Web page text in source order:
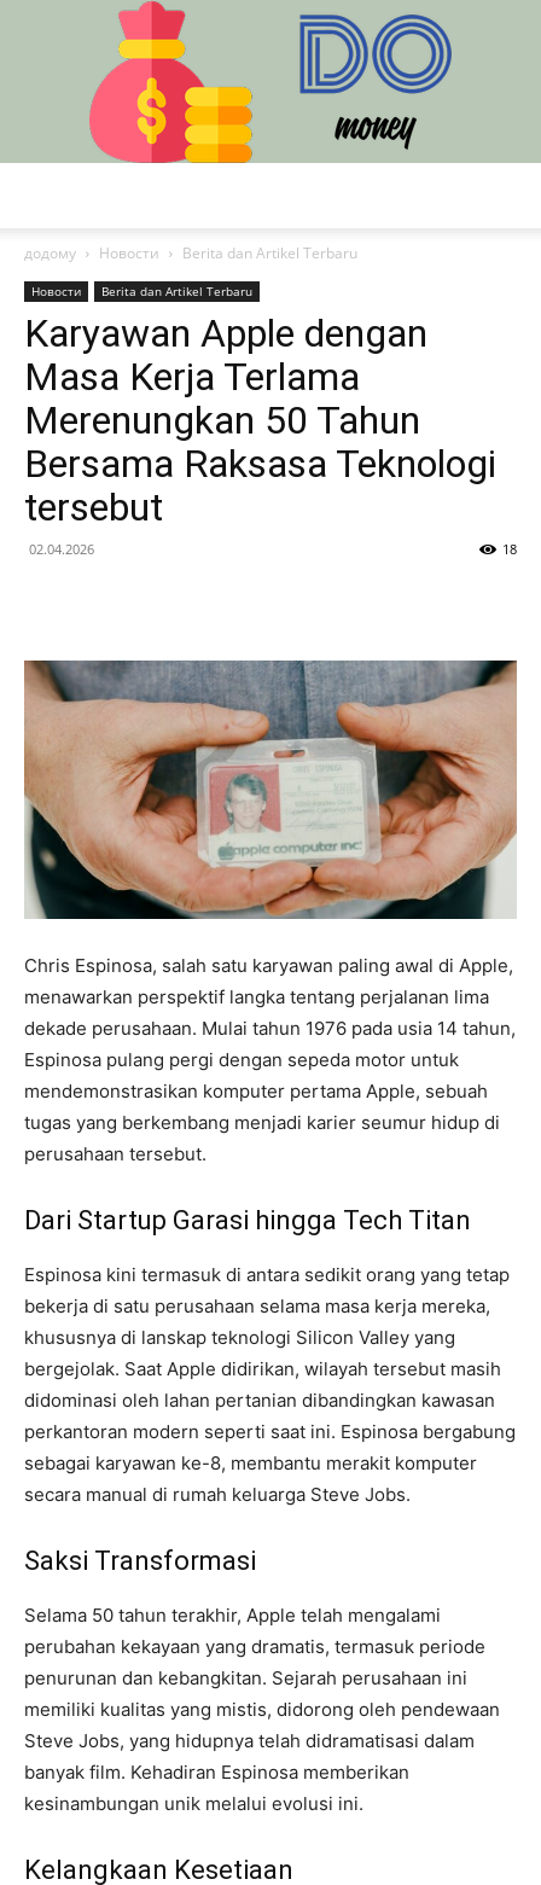
додому
Новости Berita dan Artikel Terbaru
Новости Berita dan Artikel Terbaru
Karyawan Apple dengan
Masa Kerja Terlama
Merenungkan 50 Tahun
Bersama Raksasa Teknologi
tersebut
02.04.2026 18
Chris Espinosa, salah satu karyawan paling awal di Apple,
menawarkan perspektif langka tentang perjalanan lima
dekade perusahaan. Mulai tahun 1976 pada usia 14 tahun,
Espinosa pulang pergi dengan sepeda motor untuk
mendemonstrasikan komputer pertama Apple, sebuah
tugas yang berkembang menjadi karier seumur hidup di
perusahaan tersebut.
Dari Startup Garasi hingga Tech Titan
Espinosa kini termasuk di antara sedikit orang yang tetap
bekerja di satu perusahaan selama masa kerja mereka,
khususnya di lanskap teknologi Silicon Valley yang
bergejolak. Saat Apple didirikan, wilayah tersebut masih
didominasi oleh lahan pertanian dibandingkan kawasan
perkantoran modern seperti saat ini. Espinosa bergabung
sebagai karyawan ke-8, membantu merakit komputer
secara manual di rumah keluarga Steve Jobs.
Saksi Transformasi
Selama 50 tahun terakhir, Apple telah mengalami
perubahan kekayaan yang dramatis, termasuk periode
penurunan dan kebangkitan. Sejarah perusahaan ini
memiliki kualitas yang mistis, didorong oleh pendewaan
Steve Jobs, yang hidupnya telah didramatisasi dalam
banyak film. Kehadiran Espinosa memberikan
kesinambungan unik melalui evolusi ini.
Kelangkaan Kesetiaan